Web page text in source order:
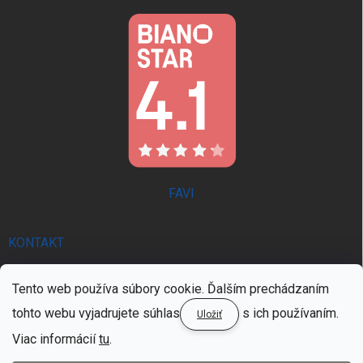
Tento web používa súbory cookie. Ďalším prechádzaním
tohto webu vyjadrujete súhlas
Uložiť
s ich používaním.
Viac informáciítu.
FAVI
KONTAKT
trendie.sk
0902 521 357 | PON - PIA 8:00 - 16:00
0902 521 357 | PON - PIA 8:00 - 16:00